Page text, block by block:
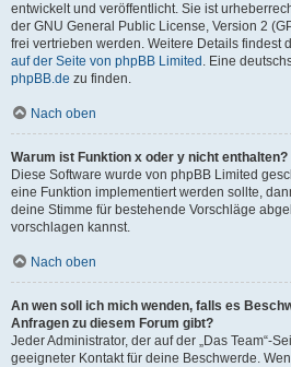
entwickelt und veröffentlicht. Sie ist
der GNU General Public License, Version 2
frei vertrieben werden. Weitere Details findest
auf der Seite von phpBB Limited . Eine
phpBB.de zu finden.
Nach oben
Warum ist Funktion x oder y nicht enthalten?
Diese Software wurde von phpBB Limited
eine Funktion implementiert werden sollte,
deine Stimme für bestehende Vorschläge
vorschlagen kannst.
Nach oben
An wen soll ich mich wenden, falls es
Anfragen zu diesem Forum gibt?
Jeder Administrator, der auf der „Das Team“-
geeigneter Kontakt für deine Beschwerde.